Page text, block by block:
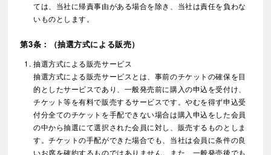
ては、当社に帰責事由がある場合を除き、当社は責任を負わな
いものとします。
第3条：（抽選方式による販売）
抽選方式による販売サービス
抽選方式による販売サービスとは、事前のチケットの確保を目
的としたサービスであり、一般発売前に購入の申込を受付け、
チケット等を有料で販売するサービスです。やむを得ず申込受
付分全てのチケットを手配できない場合は購入申込をした会員
の中から抽選にて選択された会員に対し、販売するものとしま
す。チケットの手配ができた場合でも、当社は会員に条件の良
いお席を確約するものではありません。また、一般発売後でも